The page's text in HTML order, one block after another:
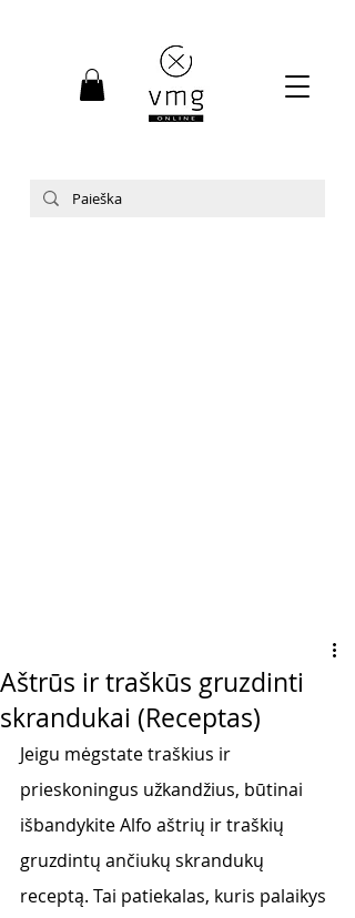
Aštrūs ir traškūs gruzdinti
skrandukai (Receptas)
Jeigu mėgstate traškius ir
prieskoningus užkandžius, būtinai
išbandykite Alfo aštrių ir traškių
gruzdintų ančiukų skrandukų
receptą. Tai patiekalas, kuris palaikys